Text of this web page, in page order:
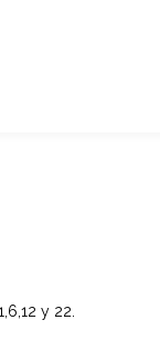
y 22.